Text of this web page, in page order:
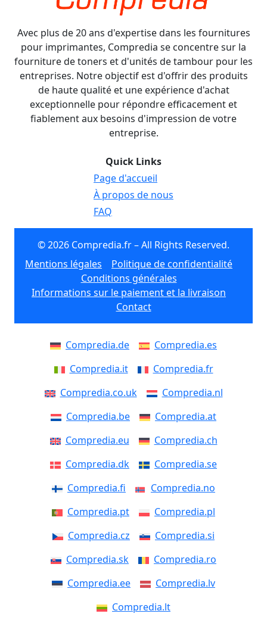
Avec plus de 20 ans d'expertise dans les fournitures
pour imprimantes, Compredia se concentre sur la
fourniture de toners et d'unités de tambour pour les
entreprises. Notre objectif est d'offrir des produits
de haute qualité et une expérience d'achat
exceptionnelle pour répondre efficacement et
fiablement aux besoins d'impression de votre
entreprise.
Quick Links
Page d'accueil
À propos de nous
FAQ
© 2026 Compredia.fr – All Rights Reserved.
Mentions légales
Politique de confidentialité
Conditions générales
Informations sur le paiement et la livraison
Contact
Compredia.de
Compredia.es
Compredia.it
Compredia.fr
Compredia.co.uk
Compredia.nl
Compredia.be
Compredia.at
Compredia.eu
Compredia.ch
Compredia.dk
Compredia.se
Compredia.fi
Compredia.no
Compredia.pt
Compredia.pl
Compredia.cz
Compredia.si
Compredia.sk
Compredia.ro
Compredia.ee
Compredia.lv
Compredia.lt